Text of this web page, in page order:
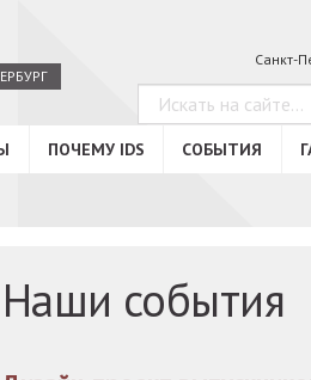
Санкт-
ПОЧЕМУ IDS СОБЫТИЯ
Наши события